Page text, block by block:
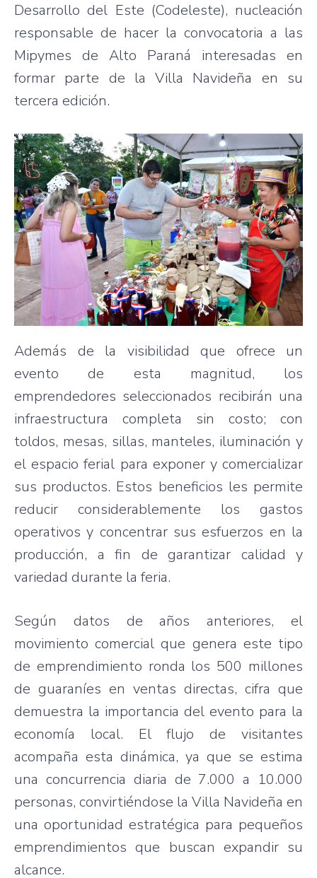
Desarrollo del Este (Codeleste), nucleación
responsable de hacer la convocatoria a las
Mipymes de Alto Paraná interesadas en
formar parte de la Villa Navideña en su
tercera edición.
Además de la visibilidad que ofrece un
evento de esta magnitud, los
emprendedores seleccionados recibirán una
infraestructura completa sin costo; con
toldos, mesas, sillas, manteles, iluminación y
el espacio ferial para exponer y comercializar
sus productos. Estos beneficios les permite
reducir considerablemente los gastos
operativos y concentrar sus esfuerzos en la
producción, a fin de garantizar calidad y
variedad durante la feria.
Según datos de años anteriores, el
movimiento comercial que genera este tipo
de emprendimiento ronda los 500 millones
de guaraníes en ventas directas, cifra que
demuestra la importancia del evento para la
economía local. El flujo de visitantes
acompaña esta dinámica, ya que se estima
una concurrencia diaria de 7.000 a 10.000
personas, convirtiéndose la Villa Navideña en
una oportunidad estratégica para pequeños
emprendimientos que buscan expandir su
alcance.